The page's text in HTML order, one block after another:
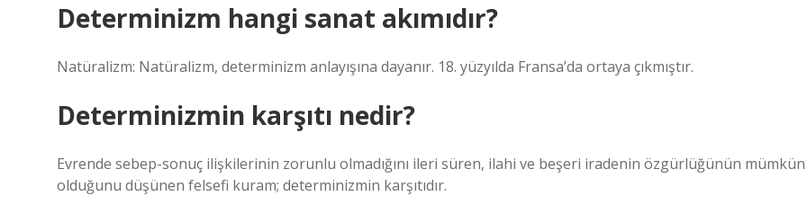
Determinizm hangi sanat akımıdır?
Natüralizm: Natüralizm, determinizm anlayışına dayanır. 18. yüzyılda Fransa’da ortaya çıkmıştır.
Determinizmin karşıtı nedir?
Evrende sebep-sonuç ilişkilerinin zorunlu olmadığını ileri süren, ilahi ve beşeri iradenin özgürlüğünün mümkün
olduğunu düşünen felsefi kuram; determinizmin karşıtıdır.